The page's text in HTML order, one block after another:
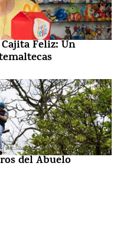
Feliz: Un
del Abuelo